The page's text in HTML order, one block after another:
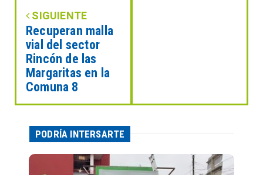
SIGUIENTE
Recuperan malla
vial del sector
Rincón de las
Margaritas en la
Comuna 8
PODRÍA INTERSARTE